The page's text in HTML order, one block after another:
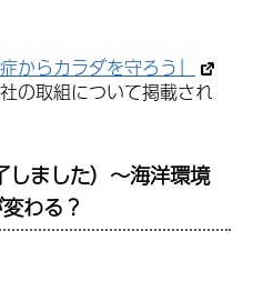
からカラダを守ろう」
の取組について掲載され
しました）～海洋環境
わる？